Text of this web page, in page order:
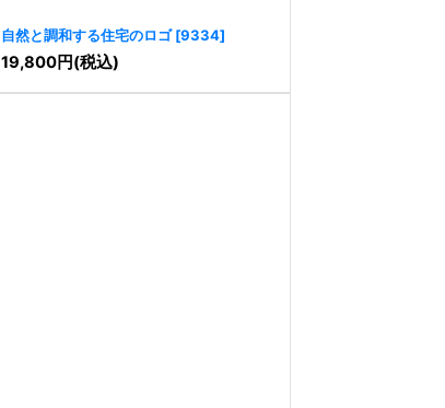
自然と調和する住宅のロゴ [9334]
19,800円(税込)